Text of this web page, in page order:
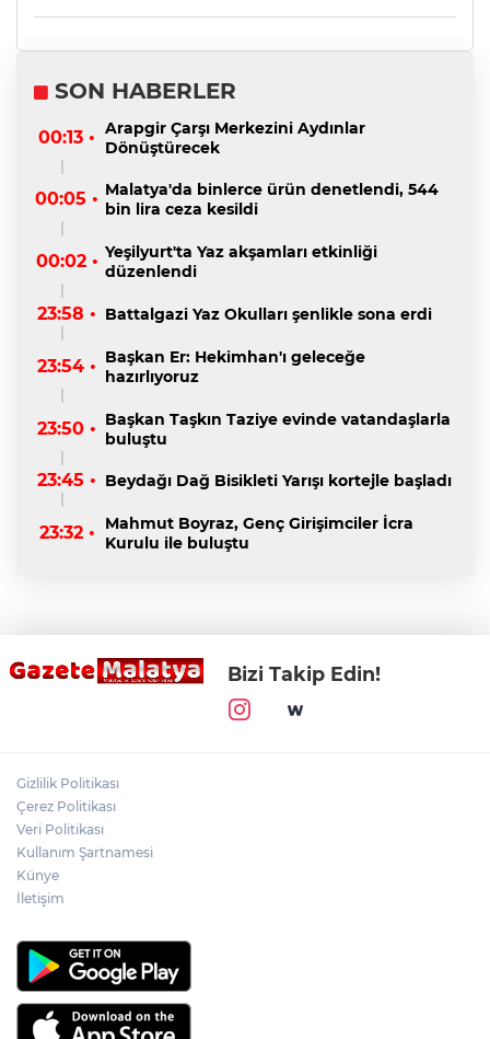
SON HABERLER
00:13 • Arapgir Çarşı Merkezini Aydınlar
Dönüştürecek
00:05 • Malatya'da binlerce ürün denetlendi, 544
bin lira ceza kesildi
00:02 • Yeşilyurt'ta Yaz akşamları etkinliği
düzenlendi
23:58 • Battalgazi Yaz Okulları şenlikle sona erdi
23:54 • Başkan Er: Hekimhan'ı geleceğe
hazırlıyoruz
23:50 • Başkan Taşkın Taziye evinde vatandaşlarla
buluştu
23:45 • Beydağı Dağ Bisikleti Yarışı kortejle başladı
23:32 •
Mahmut Boyraz, Genç Girişimciler İcra
Kurulu ile buluştu
Bizi Takip Edin!
Gizlilik Politikası
Çerez Politikası
Veri Politikası
Kullanım Şartnamesi
Künye
İletişim